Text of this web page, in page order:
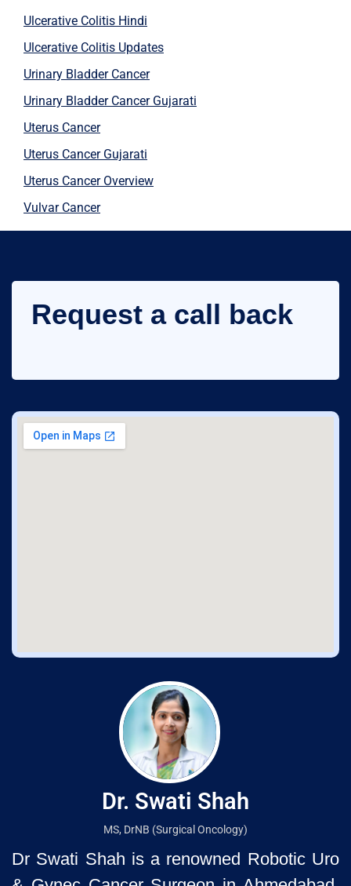
Ulcerative Colitis Hindi
Ulcerative Colitis Updates
Urinary Bladder Cancer
Urinary Bladder Cancer Gujarati
Uterus Cancer
Uterus Cancer Gujarati
Uterus Cancer Overview
Vulvar Cancer
Request a call back
Dr. Swati Shah
MS, DrNB (Surgical Oncology)
Dr Swati Shah is a renowned Robotic Uro